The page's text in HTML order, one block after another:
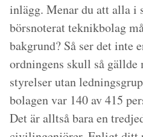
inlägg. Menar du att alla i
börsnoterat teknikbolag
bakgrund? Så ser det inte
ordningens skull så gällde
styrelser utan
bolagen var 140 av 415
Det är alltså bara en